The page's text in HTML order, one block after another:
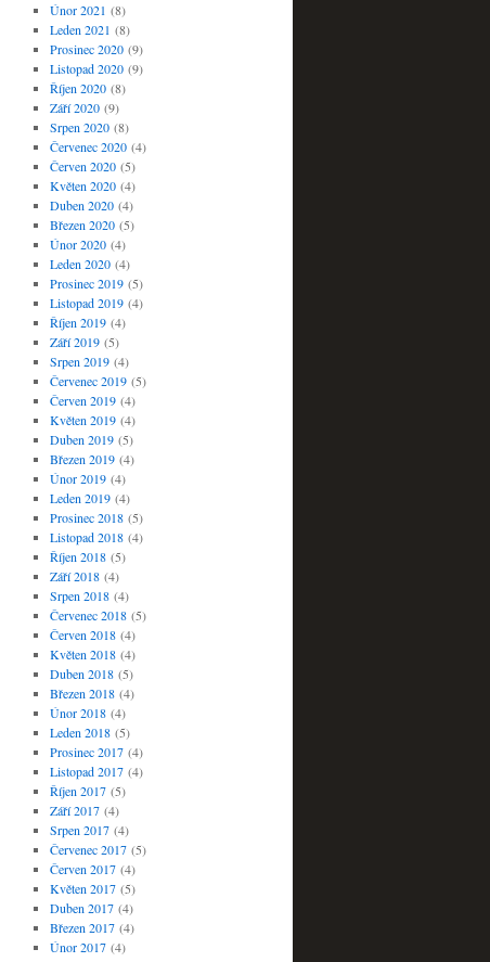
Únor 2021 (8)
Leden 2021 (8)
Prosinec 2020(9)
Listopad 2020(9)
Říjen 2020(8)
Září 2020(9)
Srpen 2020(8)
Červenec 2020(4)
Červen 2020(5)
Květen 2020(4)
Duben 2020(4)
Březen 2020(5)
Únor 2020(4)
Leden 2020(4)
Prosinec 2019(5)
Listopad 2019(4)
Říjen 2019(4)
Září 2019(5)
Srpen 2019(4)
Červenec 2019(5)
Červen 2019(4)
Květen 2019(4)
Duben 2019(5)
Březen 2019(4)
Únor 2019(4)
Leden 2019(4)
Prosinec 2018(5)
Listopad 2018(4)
Říjen 2018(5)
Září 2018(4)
Srpen 2018(4)
Červenec 2018(5)
Červen 2018(4)
Květen 2018(4)
Duben 2018(5)
Březen 2018(4)
Únor 2018(4)
Leden 2018(5)
Prosinec 2017(4)
Listopad 2017(4)
Říjen 2017(5)
Září 2017(4)
Srpen 2017(4)
Červenec 2017(5)
Červen 2017(4)
Květen 2017(5)
Duben 2017(4)
Březen 2017(4)
Únor 2017(4)